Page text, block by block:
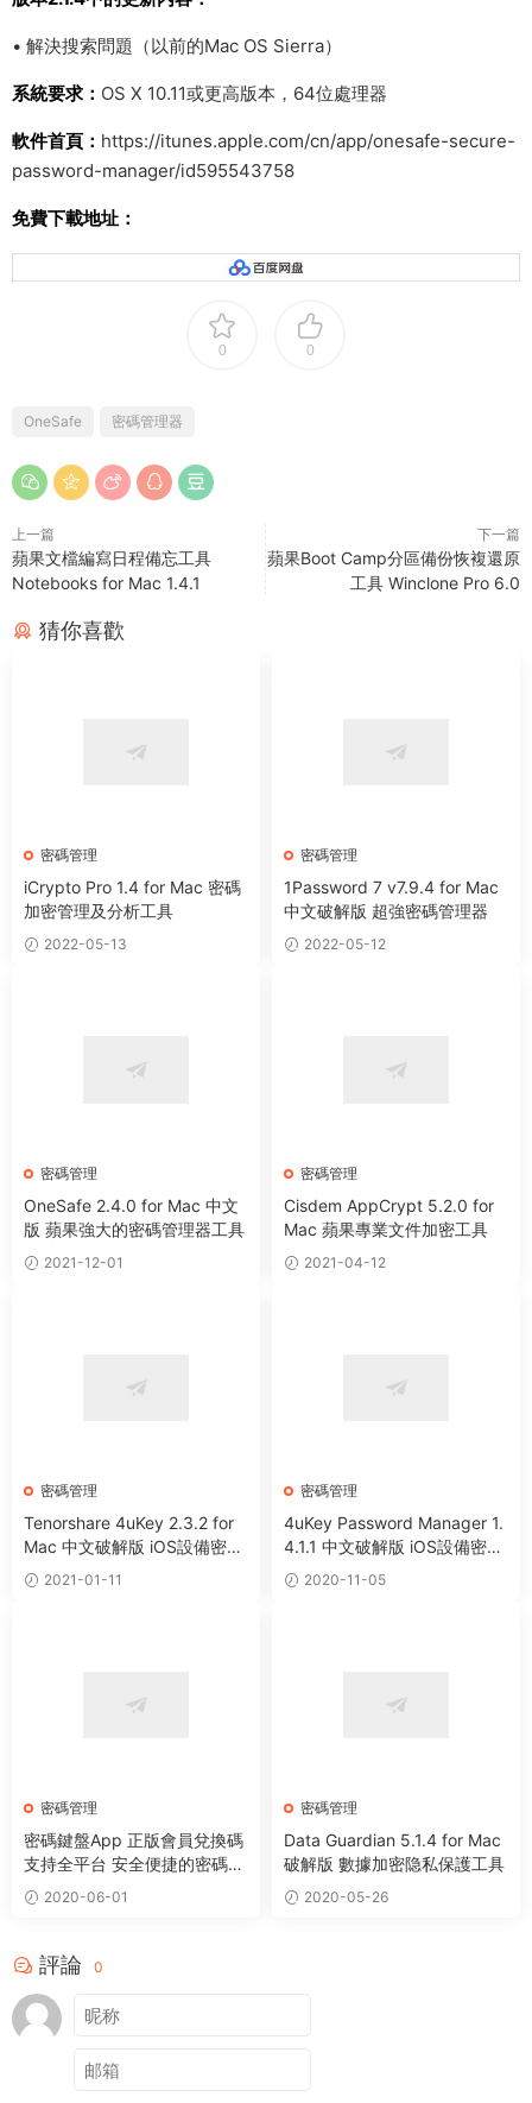
• 解決搜索問題（以前的Mac OS Sierra）
系統要求： OS X 10.11或更高版本，64位處理器
軟件首頁： https://itunes.apple.com/cn/app/onesafe-secure-
password-manager/id595543758
免費下載地址：
0 0
OneSafe 密碼管理器
上一篇
蘋果文檔編寫日程備忘工具
Notebooks for Mac 1.4.1
下一篇
蘋果Boot Camp分區備份恢複還原
工具 Winclone Pro 6.0
猜你喜歡
密碼管理
iCrypto Pro 1.4 for Mac 密碼
加密管理及分析工具
2022-05-13
密碼管理
1Password 7 v7.9.4 for Mac
中文破解版 超強密碼管理器
2022-05-12
密碼管理
OneSafe 2.4.0 for Mac 中文
版 蘋果強大的密碼管理器工具
2021-12-01
密碼管理
Cisdem AppCrypt 5.2.0 for
Mac 蘋果專業文件加密工具
2021-04-12
密碼管理
Tenorshare 4uKey 2.3.2 for
Mac 中文破解版 iOS設備密碼
管理器
2021-01-11
密碼管理
4uKey Password Manager 1.
4.1.1 中文破解版 iOS設備密碼
管理器
2020-11-05
密碼管理
密碼鍵盤App 正版會員兌換碼
支持全平台 安全便捷的密碼管
理器2020-06-01
密碼管理
Data Guardian 5.1.4 for Mac
破解版 數據加密隐私保護工具
2020-05-26
評論 0